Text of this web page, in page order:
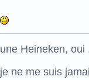
une Heineken,
je ne me suis